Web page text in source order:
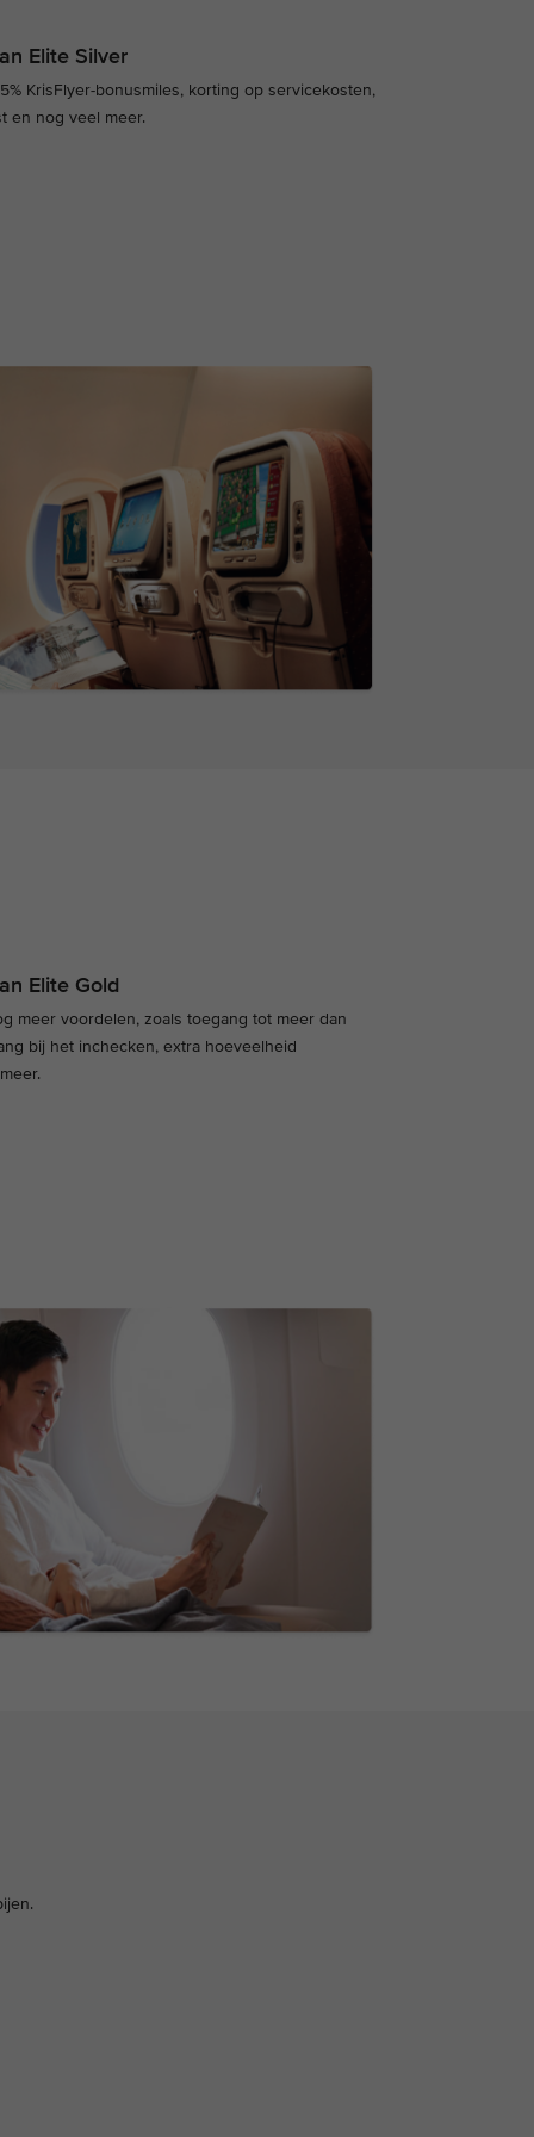
Elite Silver
KrisFlyer-bonusmiles, korting op servicekosten,
en nog veel meer.
Elite Gold
meer voordelen, zoals toegang tot meer dan
bij het inchecken, extra hoeveelheid